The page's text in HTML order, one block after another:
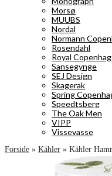
Morsø
MUUBS
Nordal
Normann
Rosendahl
Royal
Sansegynge
SEJ Design
Skagerak
Spring
Speedtsberg
The Oak Men
VIPP
Vissevasse
Forside » Kähler » Kähler